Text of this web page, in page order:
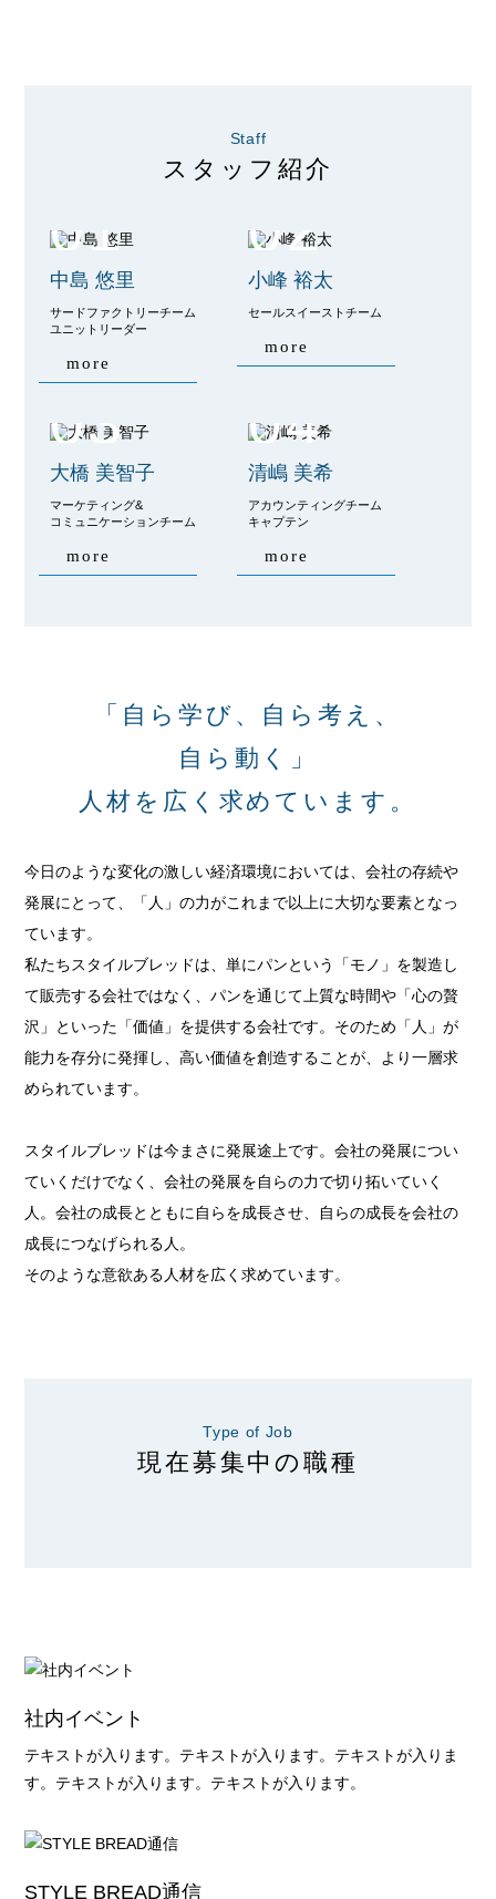
Staff
スタッフ紹介
01
中島 悠里
サードファクトリーチーム
ユニットリーダー
more
02
小峰 裕太
セールスイーストチーム
more
03
大橋 美智子
マーケティング&
コミュニケーションチーム
more
04
清嶋 美希
アカウンティングチーム
キャプテン
more
「自ら学び、自ら考え、
自ら動く」
人材を広く求めています。
今日のような変化の激しい経済環境においては、会社の存続や
発展にとって、「人」の力がこれまで以上に大切な要素となっ
ています。
私たちスタイルブレッドは、単にパンという「モノ」を製造し
て販売する会社ではなく、パンを通じて上質な時間や「心の贅
沢」といった「価値」を提供する会社です。そのため「人」が
能力を存分に発揮し、高い価値を創造することが、より一層求
められています。
スタイルブレッドは今まさに発展途上です。会社の発展につい
ていくだけでなく、会社の発展を自らの力で切り拓いていく
人。会社の成長とともに自らを成長させ、自らの成長を会社の
成長につなげられる人。
そのような意欲ある人材を広く求めています。
Type of Job
現在募集中の職種
社内イベント
テキストが入ります。テキストが入ります。テキストが入りま
す。テキストが入ります。テキストが入ります。
STYLE BREAD通信